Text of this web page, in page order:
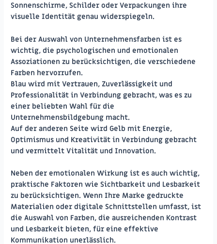
Sonnenschirme, Schilder oder Verpackungen ihre
visuelle Identität genau widerspiegeln.
Bei der Auswahl von Unternehmensfarben ist es
wichtig, die psychologischen und emotionalen
Assoziationen zu berücksichtigen, die verschiedene
Farben hervorrufen.
Blau wird mit Vertrauen, Zuverlässigkeit und
Professionalität in Verbindung gebracht, was es zu
einer beliebten Wahl für die
Unternehmensbildgebung macht.
Auf der anderen Seite wird Gelb mit Energie,
Optimismus und Kreativität in Verbindung gebracht
und vermittelt Vitalität und Innovation.
Neben der emotionalen Wirkung ist es auch wichtig,
praktische Faktoren wie Sichtbarkeit und Lesbarkeit
zu berücksichtigen. Wenn Ihre Marke gedruckte
Materialien oder digitale Schnittstellen umfasst, ist
die Auswahl von Farben, die ausreichenden Kontrast
und Lesbarkeit bieten, für eine effektive
Kommunikation unerlässlich.